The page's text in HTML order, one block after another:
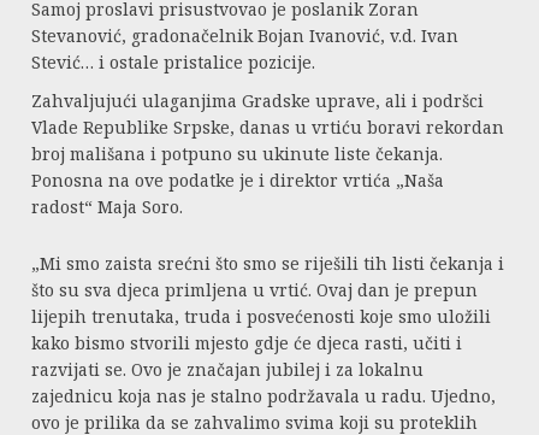
Samoj proslavi prisustvovao je poslanik Zoran
Stevanović, gradonačelnik Bojan Ivanović, v.d. Ivan
Stević… i ostale pristalice pozicije.
Zahvaljujući ulaganjima Gradske uprave, ali i podršci
Vlade Republike Srpske, danas u vrtiću boravi rekordan
broj mališana i potpuno su ukinute liste čekanja.
Ponosna na ove podatke je i direktor vrtića „Naša
radost“ Maja Soro.
„Mi smo zaista srećni što smo se riješili tih listi čekanja i
što su sva djeca primljena u vrtić. Ovaj dan je prepun
lijepih trenutaka, truda i posvećenosti koje smo uložili
kako bismo stvorili mjesto gdje će djeca rasti, učiti i
razvijati se. Ovo je značajan jubilej i za lokalnu
zajednicu koja nas je stalno podržavala u radu. Ujedno,
ovo je prilika da se zahvalimo svima koji su proteklih